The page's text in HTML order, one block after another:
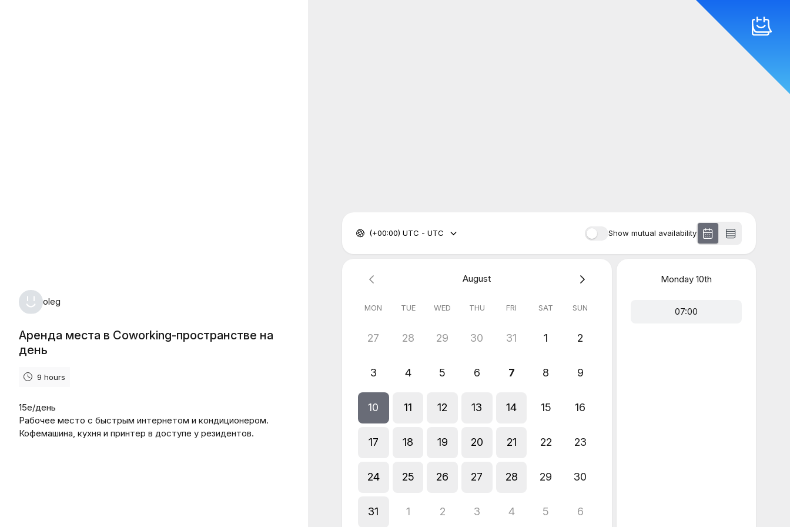
oleg
Аренда места в Coworking-пространстве на
день
9 hours
15е/день
Рабочее место с быстрым интернетом и кондиционером.
Кофемашина, кухня и принтер в доступе у резидентов.
Show mutual availability
(+00:00) UTC - UTC
August
MON TUE WED THU FRI SAT SUN
27 28 29 30 31 1 2
3 4 5 6 7 8 9
10 11 12 13 14 15 16
17 18 19 20 21 22 23
24 25 26 27 28 29 30
31 1 2 3 4 5 6
Monday10th
07:00